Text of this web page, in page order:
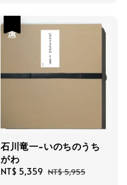
石川竜一-いのちのうち
がわ
Sale
NT$ 5,359 Regular
NT$ 5,955